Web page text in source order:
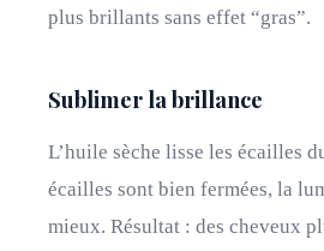
plus brillants sans effet “gras”.
Sublimer la brillance
L’huile sèche lisse les écailles
écailles sont bien fermées, la
mieux. Résultat : des cheveux